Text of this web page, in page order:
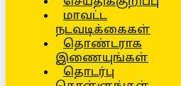
மாவட்ட
நடவடிக்கைகள்
தொண்டராக
இணையுங்கள்
தொடர்பு